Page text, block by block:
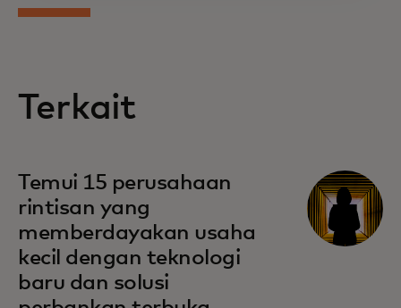
Terkait
Temui 15 perusahaan
rintisan yang
memberdayakan usaha
kecil dengan teknologi
baru dan solusi